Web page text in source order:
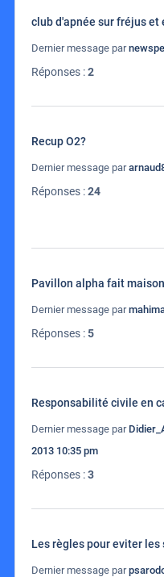
club d'apnée sur fréjus et
Dernier message par
Réponses :2
Recup O2?
Dernier message par
Réponses :24
Pavillon alpha fait maison
Dernier message par
Réponses :5
Responsabilité civile en
Dernier message par
2013 10:35 pm
Réponses :3
Les règles pour eviter les
Dernier message par